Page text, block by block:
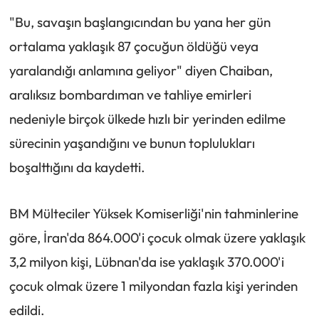
"Bu, savaşın başlangıcından bu yana her gün
ortalama yaklaşık 87 çocuğun öldüğü veya
yaralandığı anlamına geliyor" diyen Chaiban,
aralıksız bombardıman ve tahliye emirleri
nedeniyle birçok ülkede hızlı bir yerinden edilme
sürecinin yaşandığını ve bunun toplulukları
boşalttığını da kaydetti.
BM Mülteciler Yüksek Komiserliği'nin tahminlerine
göre, İran'da 864.000'i çocuk olmak üzere yaklaşık
3,2 milyon kişi, Lübnan'da ise yaklaşık 370.000'i
çocuk olmak üzere 1 milyondan fazla kişi yerinden
edildi.